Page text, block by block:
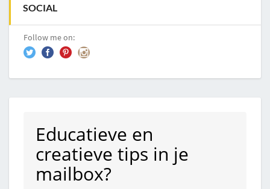
SOCIAL
Follow me on:
Educatieve en
creatieve tips in je
mailbox?